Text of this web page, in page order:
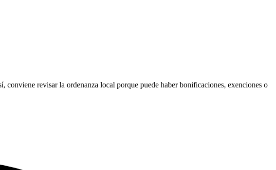
revisar la ordenanza local porque puede haber bonificaciones, exenciones o